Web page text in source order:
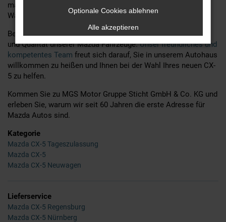
maßgeschneiderte Finanzierungsangebote, professionelle
Wartungsdienste und attraktive Leasingoptionen.
Besuchen Sie uns noch heute und entdecken Sie die Vielfalt
und Qualität unserer Mazda Fahrzeuge.Unser freundliches und
kompetentes Team freut sich darauf, Sie in unserem Autohaus
willkommen zu heißen und Ihnen bei der Wahl Ihres neuen CX-
5 zu helfen.
Kommen Sie zu MGS Motor Gruppe Sticht GmbH & Co. KG und
erleben Sie, warum wir seit 60 Jahren die erste Adresse für
Mazda Autos sind.
Kategorie
Mazda CX-5 Tageszulassung
Mazda CX-5
Mazda CX-5 Neuwagen
Lieferservice
Mazda CX-5 Regensburg
Mazda CX-5 Nürnberg
Optionale Cookies ablehnen
Alle akzeptieren